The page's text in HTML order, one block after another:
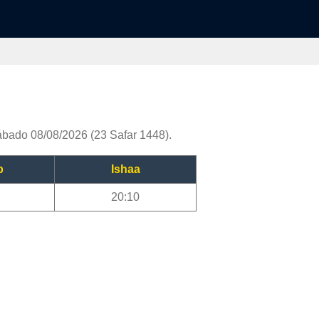
08/08/2026 (23 Safar 1448).
Ishaa
20:10